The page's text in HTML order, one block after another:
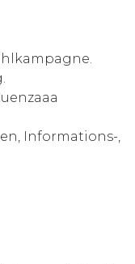
Informations-,